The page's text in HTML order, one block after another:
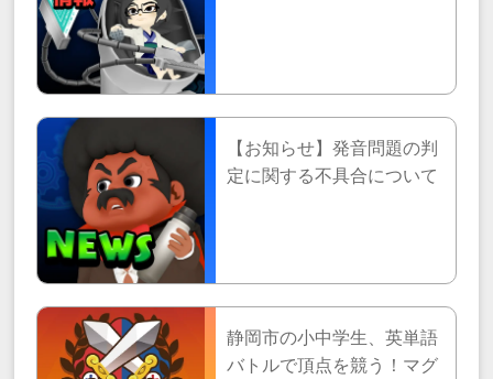
【お知らせ】発音問題の判
定に関する不具合について
静岡市の小中学生、英単語
バトルで頂点を競う！マグ